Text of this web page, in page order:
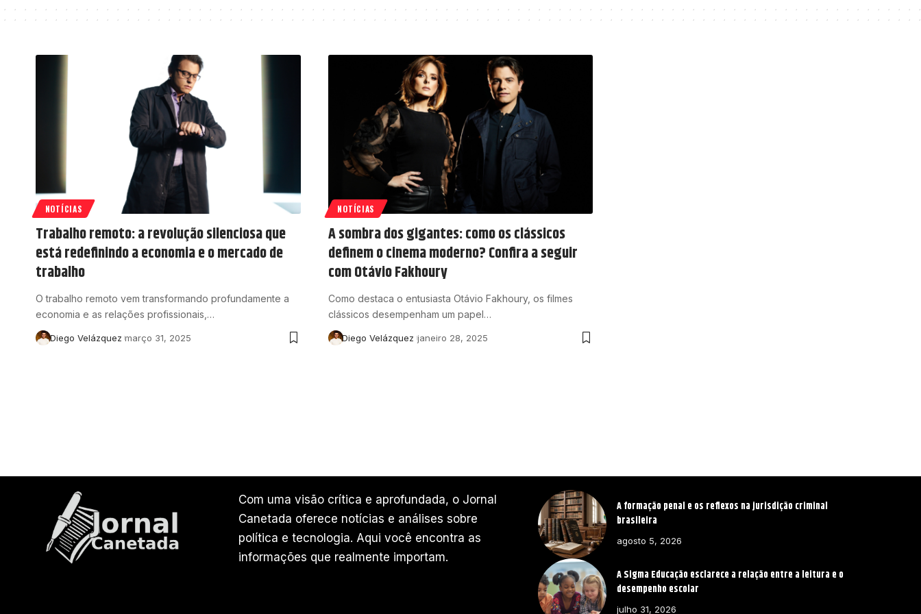
NOTÍCIAS
Trabalho remoto: a revolução silenciosa que
está redefinindo a economia e o mercado de
trabalho
O trabalho remoto vem transformando profundamente a
economia e as relações profissionais,…
Diego Velázquez março 31, 2025
NOTÍCIAS
A sombra dos gigantes: como os clássicos
definem o cinema moderno? Confira a seguir
com Otávio Fakhoury
Como destaca o entusiasta Otávio Fakhoury, os filmes
clássicos desempenham um papel…
Diego Velázquez janeiro 28, 2025
Com uma visão crítica e aprofundada, o Jornal
Canetada oferece notícias e análises sobre
política e tecnologia. Aqui você encontra as
informações que realmente importam.
A formação penal e os reflexos na jurisdição criminal
brasileira
agosto 5, 2026
A Sigma Educação esclarece a relação entre a leitura e o
desempenho escolar
julho 31, 2026